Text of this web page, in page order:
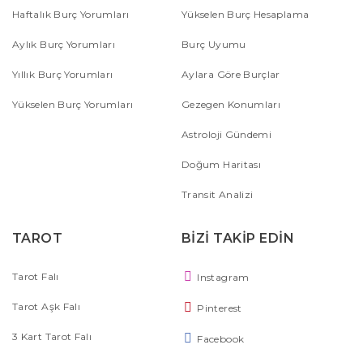
Haftalık Burç Yorumları
Aylık Burç Yorumları
Yıllık Burç Yorumları
Yükselen Burç Yorumları
Yükselen Burç Hesaplama
Burç Uyumu
Aylara Göre Burçlar
Gezegen Konumları
Astroloji Gündemi
Doğum Haritası
Transit Analizi
TAROT
Tarot Falı
Tarot Aşk Falı
3 Kart Tarot Falı
BİZİ TAKİP EDİN
Instagram
Pinterest
Facebook